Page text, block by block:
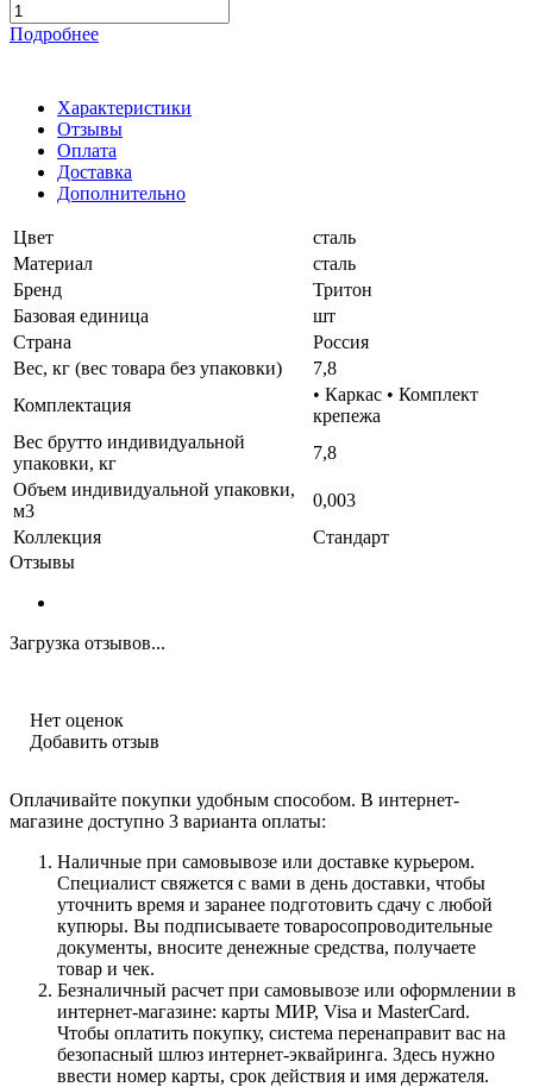
Подробнее
Характеристики
Отзывы
Оплата
Доставка
Дополнительно
Цвет
сталь
Материал
сталь
Бренд
Тритон
Базовая единица
шт
Страна
Россия
Вес, кг (вес товара без упаковки)
7,8
Комплектация
• Каркас • Комплект
крепежа
Вес брутто индивидуальной
упаковки, кг
7,8
Объем индивидуальной упаковки,
м3
0,003
Коллекция
Стандарт
Отзывы
Загрузка отзывов...
Нет оценок
Добавить отзыв
Оплачивайте покупки удобным способом. В интернет-
магазине доступно 3 варианта оплаты:
Наличные при самовывозе или доставке курьером.
Специалист свяжется с вами в день доставки, чтобы
уточнить время и заранее подготовить сдачу с любой
купюры. Вы подписываете товаросопроводительные
документы, вносите денежные средства, получаете
товар и чек.
Безналичный расчет при самовывозе или оформлении в
интернет-магазине: карты МИР, Visa и MasterCard.
Чтобы оплатить покупку, система перенаправит вас на
безопасный шлюз интернет-эквайринга. Здесь нужно
ввести номер карты, срок действия и имя держателя.